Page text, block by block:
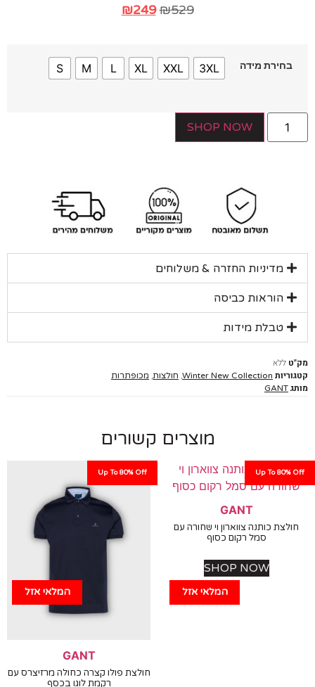
₪
₪249
מידה 3XL
XXL
XL
L
M
S
SHOP NOW
מדיניות החזרה & משלוחים
הוראות כביסה
טבלת מידות
ללא
Winter New Collection
,חולצות ,מכופתרות
GANT
מוצרים קשורים
Up To
המלאי אזל
GANT
כותנה צווארון וי שחורה עם
סמל רקום כסוף
SHOP NOW
Up To 80% Off
המלאי אזל
GANT
חולצת פולו קצרה כחולה מרזיצרס עם
רקמת לוגו בכסף